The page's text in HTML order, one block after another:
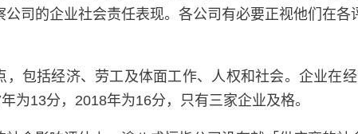
司的企业社会责任表现。各公司有必要正视他们在
包括经济、劳工及体面工作、人权和社会。企业在
为13分，2018年为16分，只有三家企业及格。